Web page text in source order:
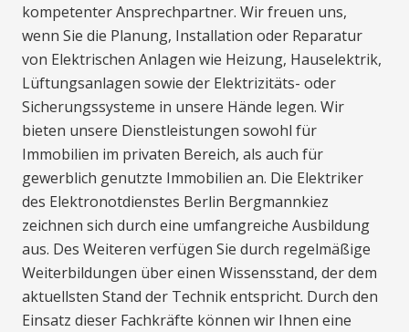
kompetenter Ansprechpartner. Wir freuen uns,
wenn Sie die Planung, Installation oder Reparatur
von Elektrischen Anlagen wie Heizung, Hauselektrik,
Lüftungsanlagen sowie der Elektrizitäts- oder
Sicherungssysteme in unsere Hände legen. Wir
bieten unsere Dienstleistungen sowohl für
Immobilien im privaten Bereich, als auch für
gewerblich genutzte Immobilien an. Die Elektriker
des Elektronotdienstes Berlin Bergmannkiez
zeichnen sich durch eine umfangreiche Ausbildung
aus. Des Weiteren verfügen Sie durch regelmäßige
Weiterbildungen über einen Wissensstand, der dem
aktuellsten Stand der Technik entspricht. Durch den
Einsatz dieser Fachkräfte können wir Ihnen eine